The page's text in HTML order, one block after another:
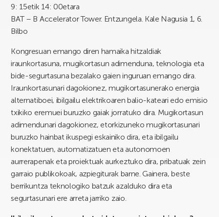
9: 15etik 14: 00etara
BAT – B Accelerator Tower. Entzungela. Kale Nagusia 1, 6.
Bilbo
Kongresuan emango diren hamaika hitzaldiak
iraunkortasuna, mugikortasun adimenduna, teknologia eta
bide-segurtasuna bezalako gaien inguruan emango dira.
Iraunkortasunari dagokionez, mugikortasunerako energia
alternatiboei, ibilgailu elektrikoaren balio-kateari edo emisio
txikiko eremuei buruzko gaiak jorratuko dira. Mugikortasun
adimendunari dagokionez, etorkizuneko mugikortasunari
buruzko hainbat ikuspegi eskainiko dira, eta ibilgailu
konektatuen, automatizatuen eta autonomoen
aurrerapenak eta proiektuak aurkeztuko dira, pribatuak zein
garraio publikokoak, azpiegiturak barne. Gainera, beste
berrikuntza teknologiko batzuk azalduko dira eta
segurtasunari ere arreta jarriko zaio.